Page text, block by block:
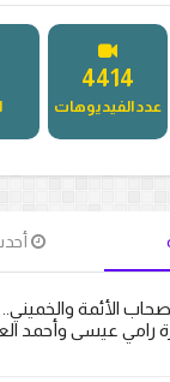
5181
عدد الفيديوهات
الأئمة والخميني..
رامي عيسى وأحمد